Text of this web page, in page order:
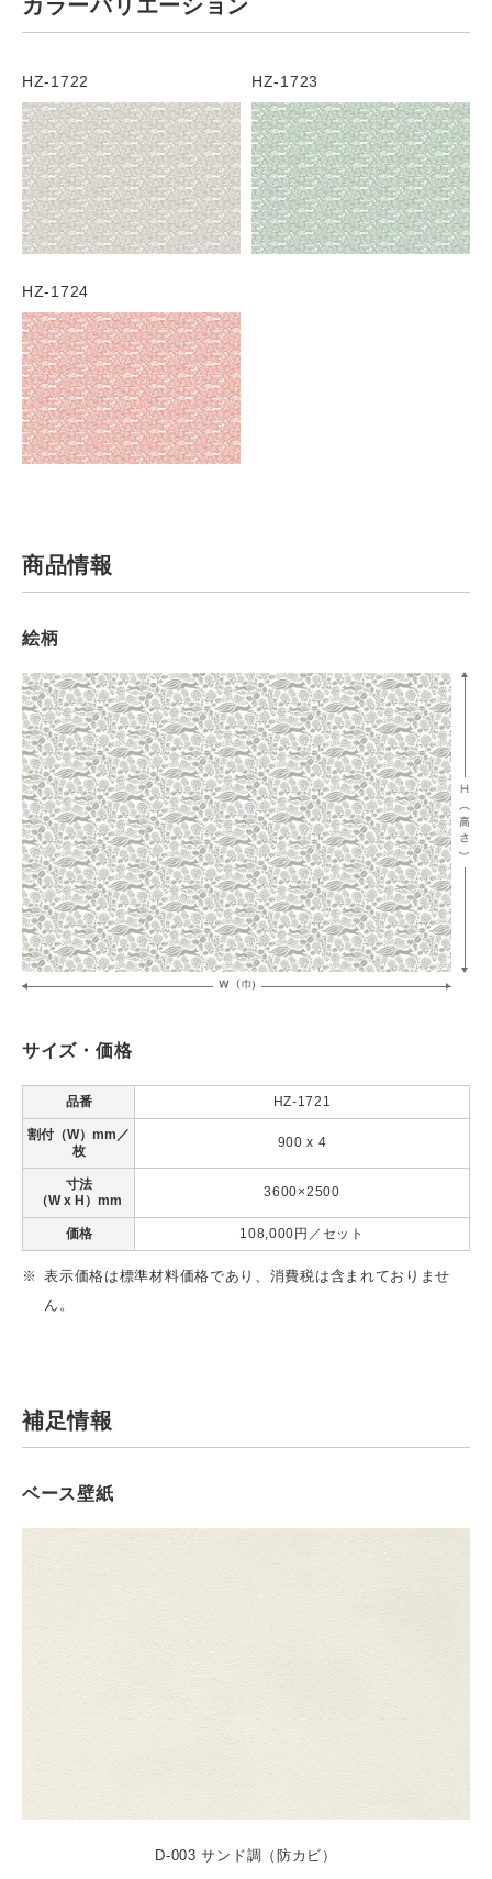
カラーバリエーション
HZ-1722 HZ-1723
HZ-1724
商品情報
絵柄
サイズ・価格
品番 HZ-1721
割付（W）mm／
枚
900 x 4
寸法
（W x H）mm
3600×2500
価格 108,000円／セット
表示価格は標準材料価格であり、消費税は含まれておりませ
ん。
補足情報
ベース壁紙
D-003 サンド調（防カビ）